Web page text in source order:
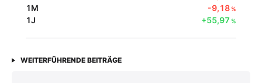
1M -9,18%
1J +55,97 %
WEITERFÜHRENDE BEITRÄGE